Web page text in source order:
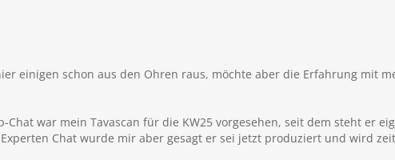
einigen schon aus den Ohren raus, möchte aber die Erfahrung mit
Chat war mein Tavascan für die KW25 vorgesehen, seit dem steht er
Experten Chat wurde mir aber gesagt er sei jetzt produziert und wird